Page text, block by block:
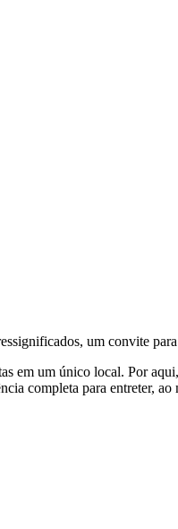
um convite
um único local. Por
completa para entreter,